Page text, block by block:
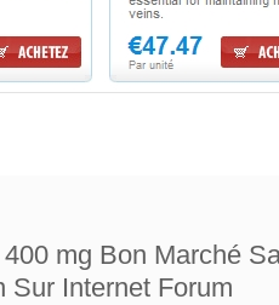
mg Bon Marché
Sur Internet Forum